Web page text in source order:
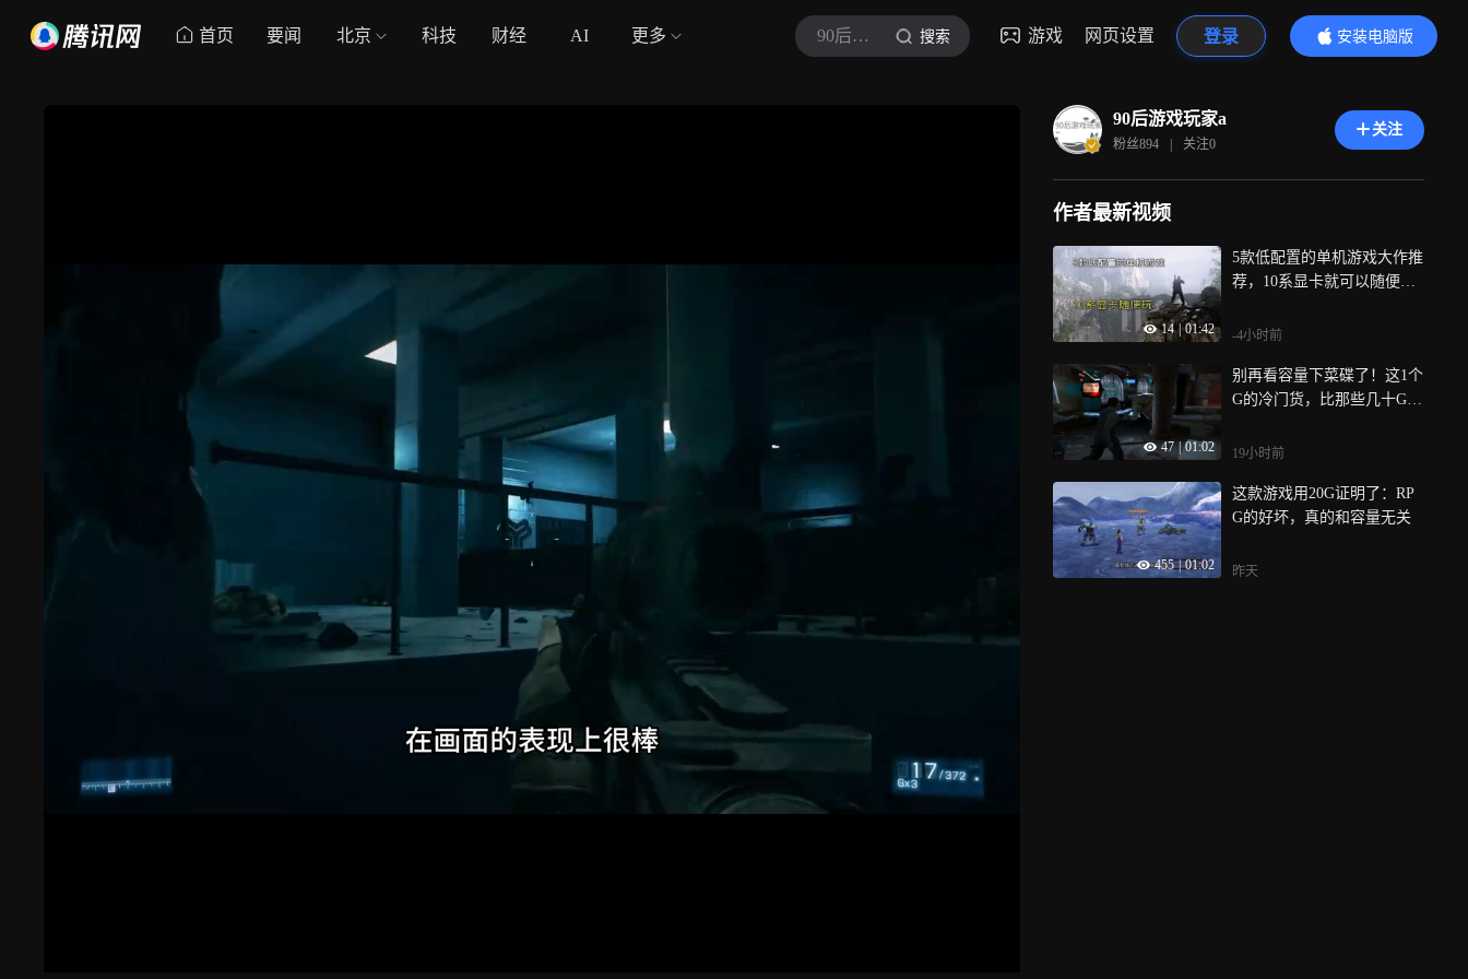
首页 要闻 北京 科技 财经 AI 更多 90后游戏玩家a 搜索 游戏 网页设置 登录
安装电脑版
内容更精彩
90后游戏玩家a
粉丝894 | 关注0
关注
作者最新视频
14 01:42
5款低配置的单机游戏大作推
荐，10系显卡就可以随便
-4小时前
47 01:02
别再看容量下菜碟了！这1个
G的冷门货，比那些几十G的
19小时前
455 | 01:02
这款游戏用20G证明了：RP
G的好坏，真的和容量无关
昨天